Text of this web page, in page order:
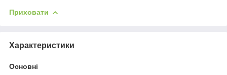
Приховати
Характеристики
Основні